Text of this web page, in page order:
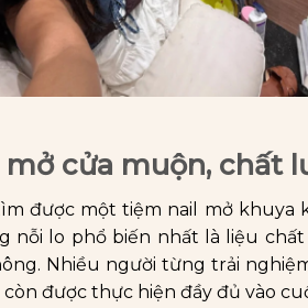
cửa muộn, chất
được một tiệm nail mở
nỗi lo phổ biến nhất là liệu
Nhiều người từng trải
được thực hiện đầy đủ vào